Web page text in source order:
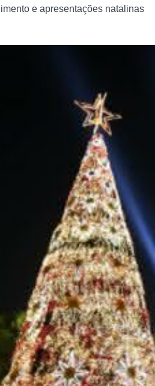
e apresentações natalinas